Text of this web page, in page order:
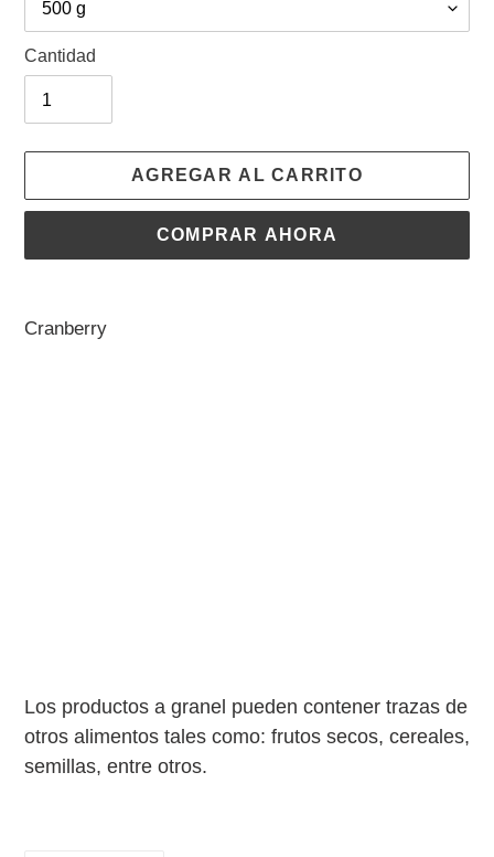
Cantidad
AGREGAR AL CARRITO
COMPRAR AHORA
el
Cranberry
Los productos a granel pueden contener trazas de
otros alimentos tales como: frutos secos, cereales,
semillas, entre otros.